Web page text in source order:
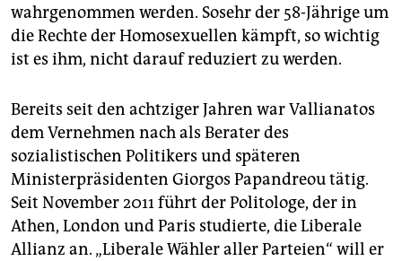
epaper login
wahrgenommen werden. Sosehr der 58-Jährige um
die Rechte der Homosexuellen kämpft, so wichtig
ist es ihm, nicht darauf reduziert zu werden.
Bereits seit den achtziger Jahren war Vallianatos
dem Vernehmen nach als Berater des
sozialistischen Politikers und späteren
Ministerpräsidenten Giorgos Papandreou tätig.
Seit November 2011 führt der Politologe, der in
Athen, London und Paris studierte, die Liberale
Allianz an. „Liberale Wähler aller Parteien“ will er